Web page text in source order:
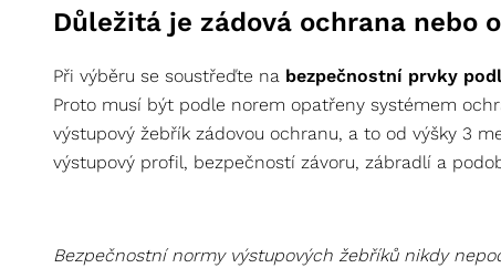
Důležitá je zádová ochrana nebo
Při výběru se soustřeďte na bezpečnostní prvky
Proto musí být podle norem opatřeny systémem
výstupový žebřík zádovou ochranu, a to od výšky 3
výstupový profil, bezpečností závoru, zábradlí a
Bezpečnostní normy výstupových žebříků nikdy